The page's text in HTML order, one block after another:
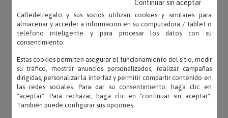
OPINIONES
ANA BELEN – 23/06/2022
«Muy bien. Llegó rapido»
Calledelregalo y sus socios utilizan cookies y similares para
almacenar y acceder a información en su computadora / tablet o
teléfono inteligente y para procesar los datos con su
consentimiento.
Estas cookies permiten asegurar el funcionamiento del sitio, medir
su tráfico, mostrar anuncios personalizados, realizar campañas
dirigidas, personalizar la interfaz y permitir compartir contenido en
las redes sociales. Para dar su consentimiento, haga clic en
"aceptar". Para rechazar, haga clic en "continuar sin aceptar".
También puede configurar sus opciones.
Continuar sin aceptar